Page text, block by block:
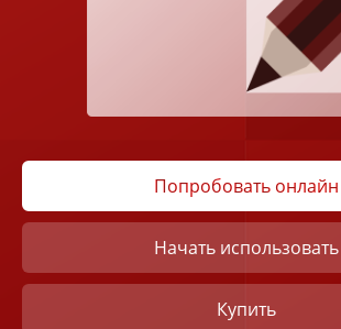
Попробовать онлайн
Начать использовать
Купить